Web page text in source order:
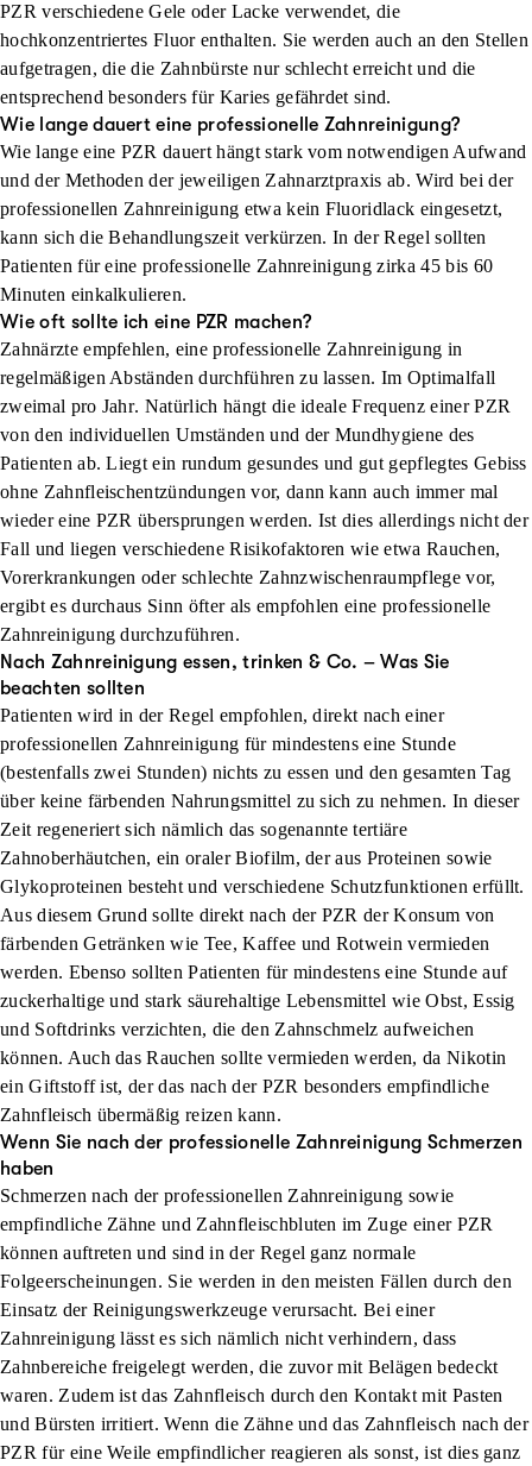
PZRverschiedene Gele oder Lacke verwendet, die
hochkonzentriertes Fluor enthalten. Sie werden auch an den Stellen
aufgetragen, die die Zahnbürste nur schlecht erreicht und die
entsprechend besonders für Karies gefährdet sind.
Wie lange dauert eine professionelle Zahnreinigung?
Wie lange eine PZR dauert hängt stark vom notwendigen Aufwand
und der Methoden der jeweiligen Zahnarztpraxis ab. Wird bei der
professionellen Zahnreinigung etwa kein Fluoridlack eingesetzt,
kann sich die Behandlungszeit verkürzen. In der Regel sollten
Patienten für eine professionelle Zahnreinigungzirka 45 bis 60
Minuten einkalkulieren.
Wie oft sollte ich eine PZR machen?
Zahnärzte empfehlen, eine professionelle Zahnreinigung in
regelmäßigen Abständen durchführen zu lassen. Im Optimalfall
zweimal pro Jahr. Natürlich hängt die ideale Frequenz einer PZR
von den individuellen Umständen und der Mundhygiene des
Patienten ab. Liegt ein rundum gesundes und gut gepflegtes Gebiss
ohne Zahnfleischentzündungen vor, dann kann auch immer mal
wieder eine PZR übersprungen werden. Ist dies allerdings nicht der
Fall und liegen verschiedene Risikofaktoren wie etwa Rauchen,
Vorerkrankungen oder schlechte Zahnzwischenraumpflege vor,
ergibt es durchaus Sinn öfter als empfohlen eine professionelle
Zahnreinigung durchzuführen.
Nach Zahnreinigung essen, trinken & Co. – Was Sie
beachten sollten
Patienten wird in der Regel empfohlen, direkt nach einer
professionellen Zahnreinigung für mindestens eine Stunde
(bestenfalls zwei Stunden) nichts zu essen und den gesamten Tag
über keine färbenden Nahrungsmittel zu sich zu nehmen. In dieser
Zeit regeneriert sich nämlich das sogenannte tertiäre
Zahnoberhäutchen, ein oraler Biofilm, der aus Proteinen sowie
Glykoproteinen besteht und verschiedene Schutzfunktionen erfüllt.
Aus diesem Grund sollte direkt nach der PZR der Konsum von
färbenden Getränken wie Tee, Kaffee und Rotwein vermieden
werden. Ebenso sollten Patienten für mindestens eine Stunde auf
zuckerhaltige und stark säurehaltige Lebensmittel wie Obst, Essig
und Softdrinks verzichten, die den Zahnschmelz aufweichen
können. Auch das Rauchen sollte vermieden werden, da Nikotin
ein Giftstoff ist, der das nach der PZR besonders empfindliche
Zahnfleisch übermäßig reizen kann.
Wenn Sie nach der professionelle Zahnreinigung Schmerzen
haben
Schmerzen nach der professionellen Zahnreinigung sowie
empfindliche Zähne und Zahnfleischbluten im Zuge einer PZR
können auftreten und sind in der Regel ganz normale
Folgeerscheinungen. Sie werden in den meisten Fällen durch den
Einsatz der Reinigungswerkzeuge verursacht. Bei einer
Zahnreinigung lässt es sich nämlich nicht verhindern, dass
Zahnbereiche freigelegt werden, die zuvor mit Belägen bedeckt
waren. Zudem ist das Zahnfleisch durch den Kontakt mit Pasten
und Bürsten irritiert. Wenn die Zähne und das Zahnfleisch nach der
PZR für eine Weile empfindlicher reagieren als sonst, ist dies ganz